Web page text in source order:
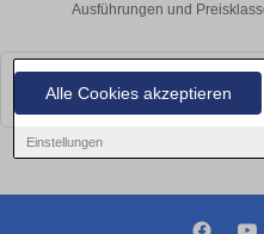
Alle Cookies akzeptieren
Einstellungen
Ausführungen und
Leider konnten wir derzeit keine
bald wieder vorbei!